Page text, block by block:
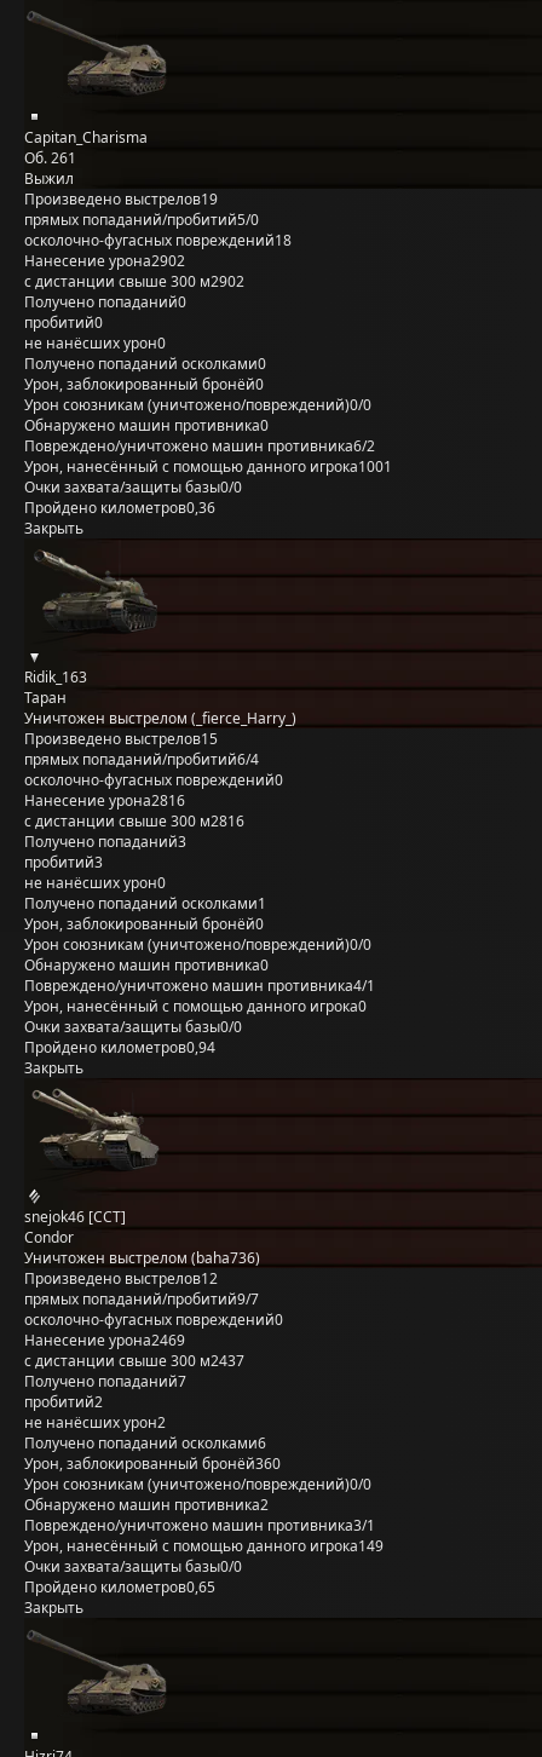
Capitan_Charisma
Об. 261
Выжил
Произведено выстрелов19
прямых попаданий/пробитий5/0
осколочно-фугасных повреждений18
Нанесение урона2902
с дистанции свыше 300 м2902
Получено попаданий0
пробитий0
не нанёсших урон0
Получено попаданий осколками0
Урон, заблокированный бронёй0
Урон союзникам (уничтожено/повреждений)0/0
Обнаружено машин противника0
Повреждено/уничтожено машин противника6/2
Урон, нанесённый с помощью данного игрока1001
Очки захвата/защиты базы0/0
Пройдено километров0,36
Закрыть
Ridik_163
Таран
Уничтожен выстрелом (_fierce_Harry_)
Произведено выстрелов15
прямых попаданий/пробитий6/4
осколочно-фугасных повреждений0
Нанесение урона2816
с дистанции свыше 300 м2816
Получено попаданий3
пробитий3
не нанёсших урон0
Получено попаданий осколками1
Урон, заблокированный бронёй0
Урон союзникам (уничтожено/повреждений)0/0
Обнаружено машин противника0
Повреждено/уничтожено машин противника4/1
Урон, нанесённый с помощью данного игрока0
Очки захвата/защиты базы0/0
Пройдено километров0,94
Закрыть
snejok46 [CCT]
Condor
Уничтожен выстрелом (baha736)
Произведено выстрелов12
прямых попаданий/пробитий9/7
осколочно-фугасных повреждений0
Нанесение урона2469
с дистанции свыше 300 м2437
Получено попаданий7
пробитий2
не нанёсших урон2
Получено попаданий осколками6
Урон, заблокированный бронёй360
Урон союзникам (уничтожено/повреждений)0/0
Обнаружено машин противника2
Повреждено/уничтожено машин противника3/1
Урон, нанесённый с помощью данного игрока149
Очки захвата/защиты базы0/0
Пройдено километров0,65
Закрыть